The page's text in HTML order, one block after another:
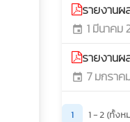
รายงานผ
event 1 มีนาคม
รายงานผ
event 7 มกราค
1 1 - 2 (ทั้งห